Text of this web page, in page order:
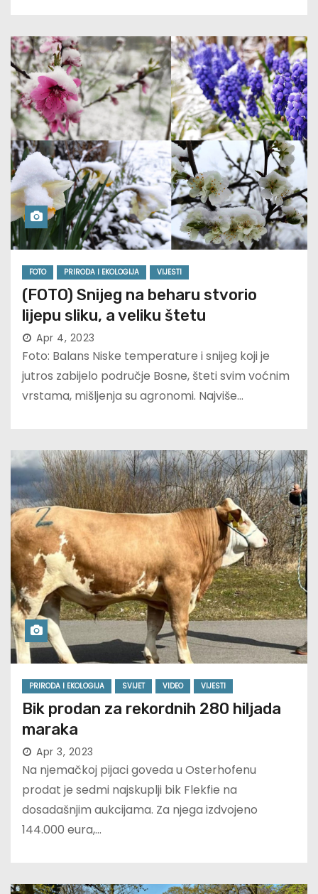
FOTO PRIRODA I EKOLOGIJA VIJESTI
(FOTO) Snijeg na beharu stvorio
lijepu sliku, a veliku štetu
Apr 4, 2023
Foto: Balans Niske temperature i snijeg koji je
jutros zabijelo područje Bosne, šteti svim voćnim
vrstama, mišljenja su agronomi. Najviše…
PRIRODA I EKOLOGIJA SVIJET VIDEO VIJESTI
Bik prodan za rekordnih 280 hiljada
maraka
Apr 3, 2023
Na njemačkoj pijaci goveda u Osterhofenu
prodat je sedmi najskuplji bik Flekfie na
dosadašnjim aukcijama. Za njega izdvojeno
144.000 eura,…